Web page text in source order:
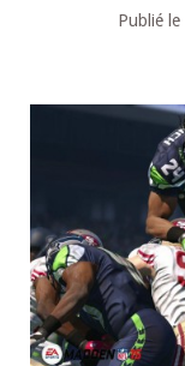
Publié le